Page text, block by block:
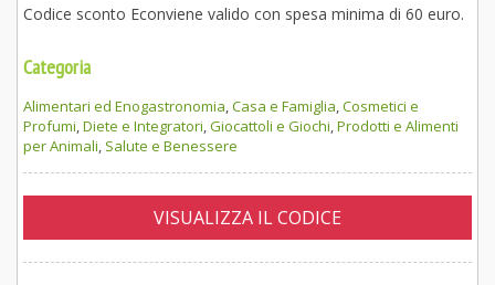
Codice sconto Econviene valido con spesa minima di 60 euro.
Categoria
Alimentari ed Enogastronomia,Casa e Famiglia,Cosmetici e
Profumi,Diete e Integratori,Giocattoli e Giochi,Prodotti e Alimenti
per Animali, Salute e Benessere
VISUALIZZA IL CODICE